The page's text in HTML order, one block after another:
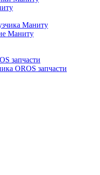
Маниту
Маниту
запчасти
OROS запчасти